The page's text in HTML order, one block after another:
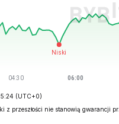
(UTC+0)
z przeszłości nie stanowią gwarancji